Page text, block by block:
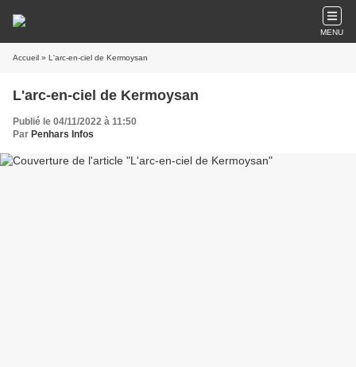
MENU
Accueil » L'arc-en-ciel de Kermoysan
L'arc-en-ciel de Kermoysan
Publié le 04/11/2022 à 11:50
Par Penhars Infos